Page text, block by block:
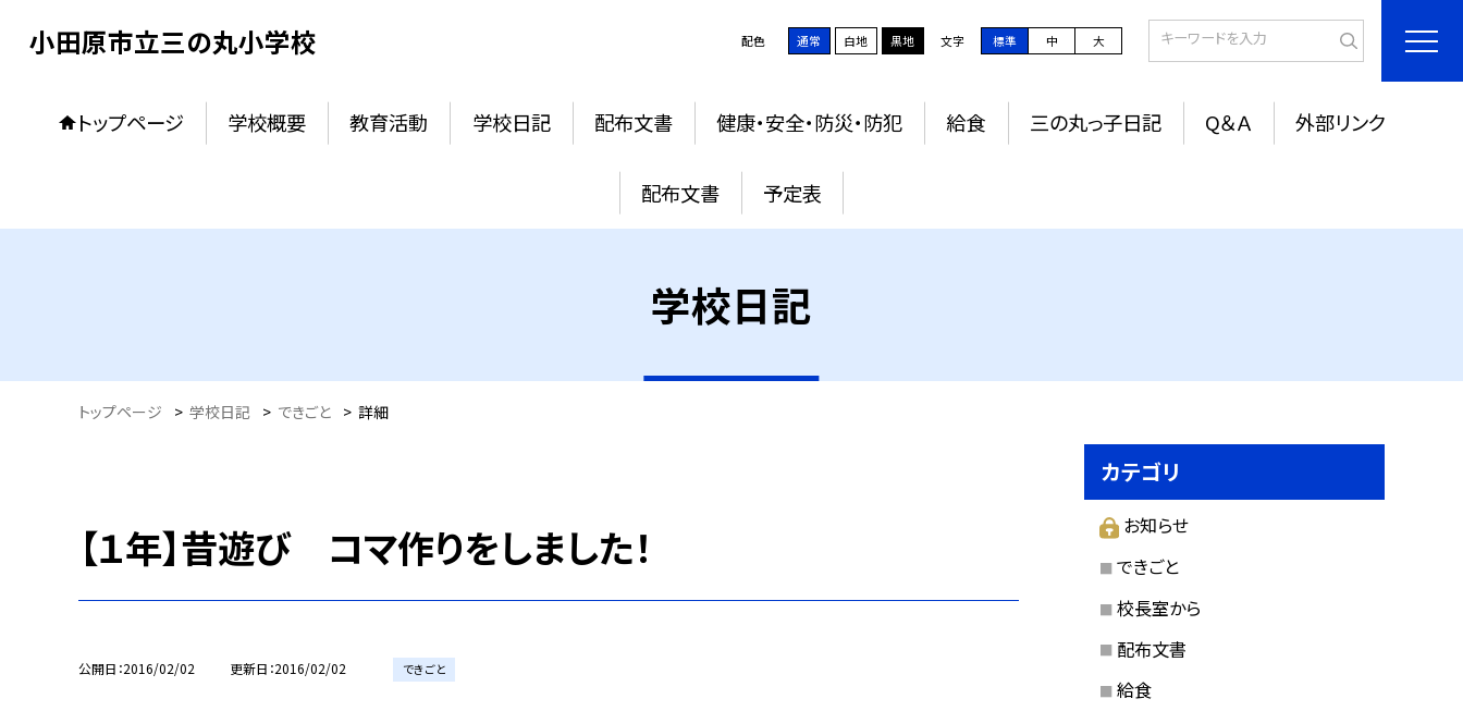
小田原市立三の丸小学校 配色 通常 白地 黒地 文字 標準 中 大
トップページ 学校概要 教育活動 学校日記 配布文書 健康・安全・防災・防犯 給食 三の丸っ子日記 Q＆Ａ 外部リンク
配布文書 予定表
学校日記
トップページ > 学校日記 > できごと > 詳細
【１年】昔遊び コマ作りをしました！
公開日 2016/02/02 更新日 2016/02/02 できごと
カテゴリ
お知らせ
できごと
校長室から
配布文書
給食